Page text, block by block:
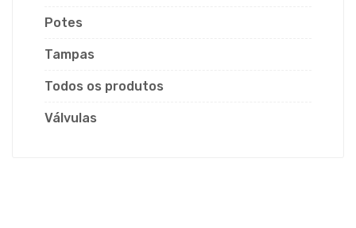
Potes
Tampas
Todos os produtos
Válvulas